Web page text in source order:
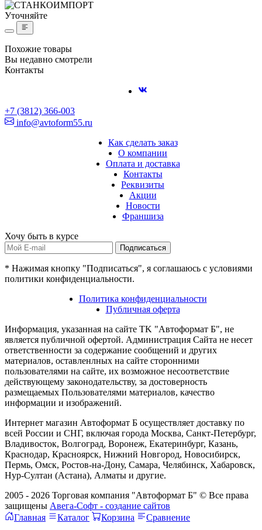
Уточняйте
Похожие товары
Вы недавно смотрели
Контакты
+7 (3812) 366-003
info@avtoform55.ru
Как сделать заказ
О компании
Оплата и доставка
Контакты
Реквизиты
Акции
Новости
Франшиза
Хочу быть в курсе
Подписаться
* Нажимая кнопку "Подписаться", я соглашаюсь с условиями
политики конфиденциальности.
Политика конфиденциальности
Публичная оферта
Информация, указанная на сайте TK "Автоформат Б", не
является публичной офертой. Администрация Сайта не несет
ответственности за содержание сообщений и других
материалов, оставленлных на сайте сторонними
пользователями на сайте, их возможное несоответствие
действующему законодательству, за достоверность
размещаемых Пользователями материалов, качество
информации и изображений.
Интернет магазин Автоформат Б осуществляет доставку по
всей России и СНГ, включая города Москва, Санкт-Петербург,
Владивосток, Волгоград, Воронеж, Екатеринбург, Казань,
Краснодар, Красноярск, Нижний Новгород, Новосибирск,
Пермь, Омск, Ростов-на-Дону, Самара, Челябинск, Хабаровск,
Нур-Султан (Астана), Алматы и другие.
2005 - 2026 Торговая компания "Автоформат Б" © Все права
защищены Авега-Софт - создание сайтов
Главная
Каталог Корзина
Сравнение